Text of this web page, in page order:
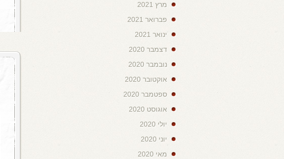
מרץ 2021
פברואר 2021
ינואר 2021
דצמבר 2020
נובמבר 2020
אוקטובר 2020
ספטמבר 2020
אוגוסט 2020
יולי 2020
יוני 2020
מאי 2020